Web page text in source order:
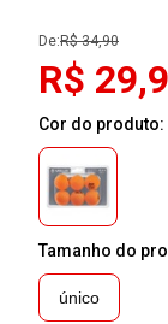
De:R$ 34,90
R$
Cor do produto:
Tamanho do
único